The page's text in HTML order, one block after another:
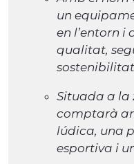
un
en l’entorn i
qualitat,
sostenibilitat
Situada a la
comptarà
lúdica, una
esportiva i